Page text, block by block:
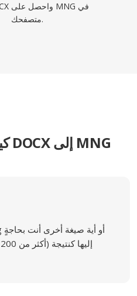
متصفحك.
كيفية تحويل DOCX إلى MNG
إليها كنتيجة (أكثر من 200 صيغة مدعومة)